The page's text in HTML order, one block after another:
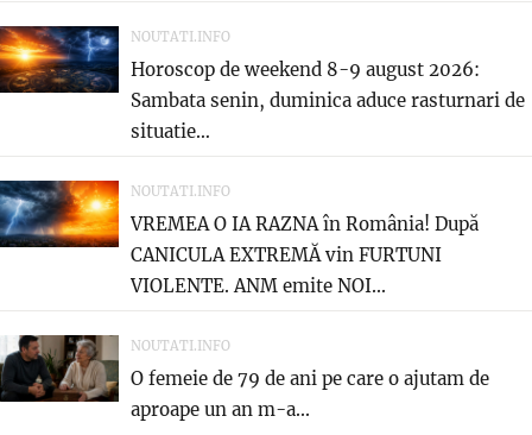
NOUTATI.INFO
Horoscop de weekend 8-9 august 2026:
Sambata senin, duminica aduce rasturnari de
situatie…
NOUTATI.INFO
VREMEA O IA RAZNA în România! După
CANICULA EXTREMĂ vin FURTUNI
VIOLENTE. ANM emite NOI...
NOUTATI.INFO
O femeie de 79 de ani pe care o ajutam de
aproape un an m-a...